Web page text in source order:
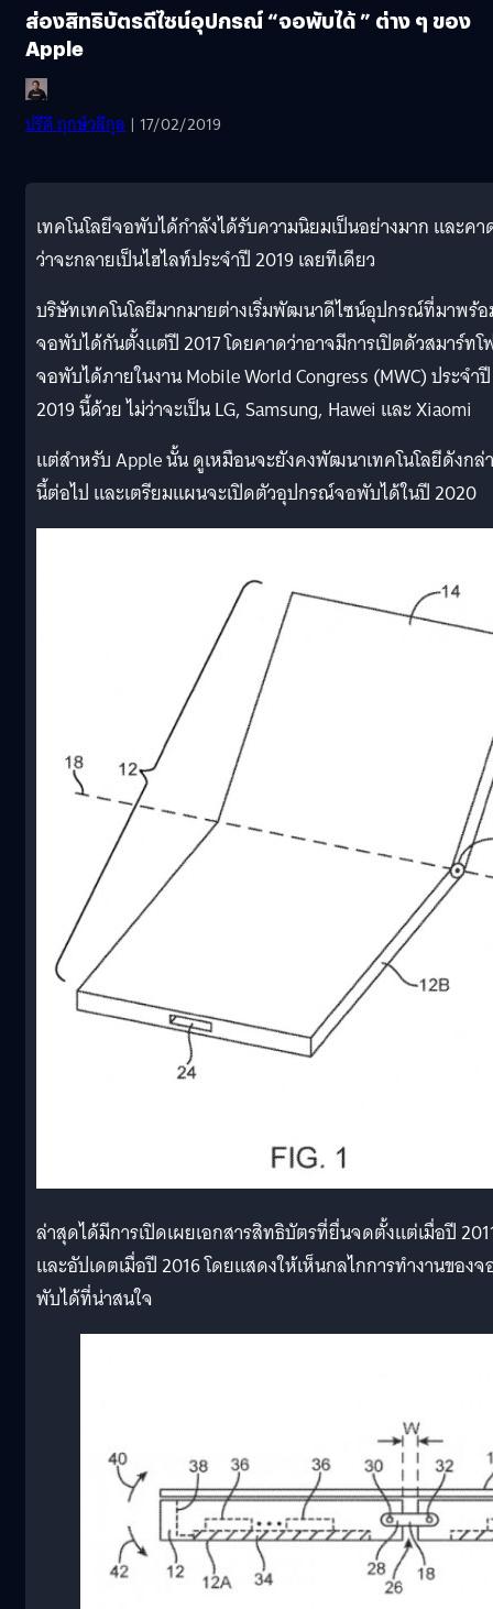
ส่องสิทธิบัตรดีไซน์อุปกรณ์ “จอพับได้ ” ต่าง ๆ ของ
Apple
ปรีดี ฤกษ์วลีกุล | 17/02/2019
เทคโนโลยีจอพับได้กำลังได้รับความนิยมเป็นอย่างมาก และคา
ว่าจะกลายเป็นไฮไลท์ประจำปี 2019 เลยทีเดียว
บริษัทเทคโนโลยีมากมายต่างเริ่มพัฒนาดีไซน์อุปกรณ์ที่มาพร้
จอพับได้กันตั้งแต่ปี 2017 โดยคาดว่าอาจมีการเปิตดัวสมาร์ทโ
จอพับได้ภายในงาน Mobile World Congress (MWC) ประจำปี
2019 นี้ด้วย ไม่ว่าจะเป็น LG, Samsung, Hawei และ Xiaomi
แต่สำหรับ Apple นั้น ดูเหมือนจะยังคงพัฒนาเทคโนโลยีดังกล่
นี้ต่อไป และเตรียมแผนจะเปิดตัวอุปกรณ์จอพับได้ในปี 2020
ล่าสุดได้มีการเปิดเผยเอกสารสิทธิบัตรที่ยื่นจดตั้งแต่เมื่อปี
และอัปเดตเมื่อปี 2016 โดยแสดงให้เห็นกลไกการทำงานของจ
พับได้ที่น่าสนใจ